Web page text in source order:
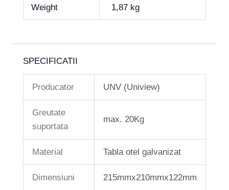
Weight 1,87 kg
SPECIFICATII
Producator UNV (Uniview)
Greutate
suportata
max. 20Kg
Material Tabla otel galvanizat
Dimensiuni 215mmx210mmx122mm